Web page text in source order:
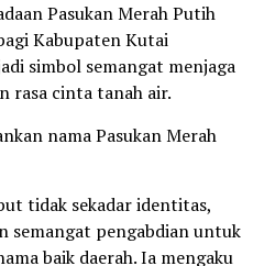
Pasukan Merah Putih
Kabupaten Kutai
simbol semangat menjaga
rasa cinta tanah air.
nama Pasukan Merah
tidak sekadar identitas,
semangat pengabdian untuk
baik daerah. Ia mengaku